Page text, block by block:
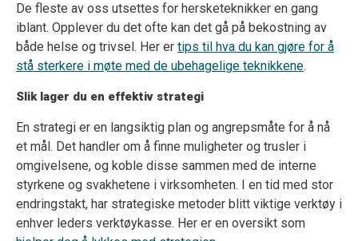
De fleste av oss utsettes for hersketeknikker en gang
iblant. Opplever du det ofte kan det gå på bekostning av
både helse og trivsel. Her er tips til hva du kan gjøre for å
stå sterkere i møte med de ubehagelige teknikkene.
Slik lager du en effektiv strategi
En strategi er en langsiktig plan og angrepsmåte for å nå
et mål. Det handler om å finne muligheter og trusler i
omgivelsene, og koble disse sammen med de interne
styrkene og svakhetene i virksomheten. I en tid med stor
endringstakt, har strategiske metoder blitt viktige verktøy i
enhver leders verktøykasse. Her er en oversikt som